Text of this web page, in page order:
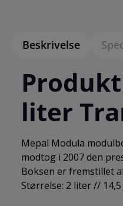
Beskrivelse
liter
Mepal Modula
modtog i 2007 den
Boksen er fremstillet
Størrelse: 2 liter //